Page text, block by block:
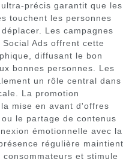
précis garantit que les
touchent les personnes
Les campagnes
Ads offrent cette
diffusant le bon
bonnes personnes. Les
un rôle central dans
La promotion
mise en avant d'offres
le partage de contenus
émotionnelle avec la
régulière maintient
et stimule